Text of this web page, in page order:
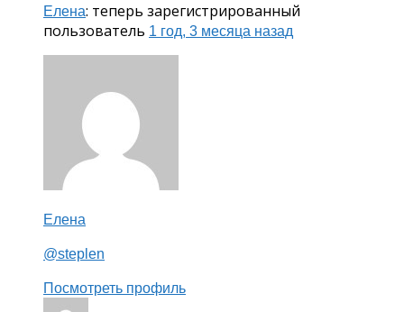
Елена: теперь зарегистрированный
пользователь 1 год, 3 месяца назад
Елена
@steplen
Посмотреть профиль